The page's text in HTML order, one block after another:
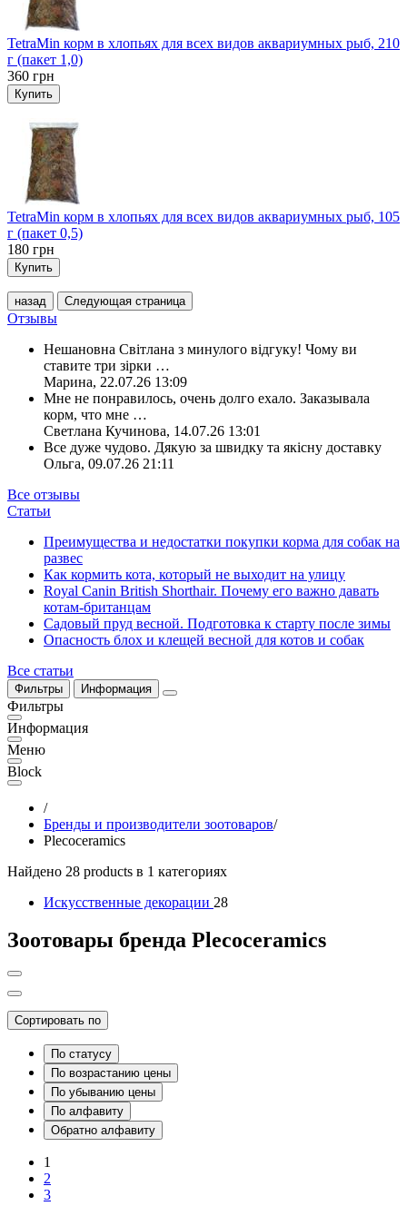
TetraMin корм в хлопьях для всех видов аквариумных рыб, 210
г (пакет 1,0)
360 грн
Купить
TetraMin корм в хлопьях для всех видов аквариумных рыб, 105
г (пакет 0,5)
180 грн
Купить
назад Следующая страница
Отзывы
Нешановна Світлана з минулого відгуку! Чому ви
ставите три зірки …
Марина, 22.07.26 13:09
Мне не понравилось, очень долго ехало. Заказывала
корм, что мне …
Светлана Кучинова, 14.07.26 13:01
Все дуже чудово. Дякую за швидку та якісну доставку
Ольга, 09.07.26 21:11
Все отзывы
Статьи
Преимущества и недостатки покупки корма для собак на
развес
Как кормить кота, который не выходит на улицу
Royal Canin British Shorthair. Почему его важно давать
котам-британцам
Садовый пруд весной. Подготовка к старту после зимы
Опасность блох и клещей весной для котов и собак
Все статьи
Фильтры Информация
Фильтры
Информация
Меню
Block
/
Бренды и производители зоотоваров/
Plecoceramics
Найдено 28 products в 1 категориях
Искусственные декорации 28
Зоотовары бренда Plecoceramics
Сортировать по
По статусу
По возрастанию цены
По убыванию цены
По алфавиту
Обратно алфавиту
1
2
3